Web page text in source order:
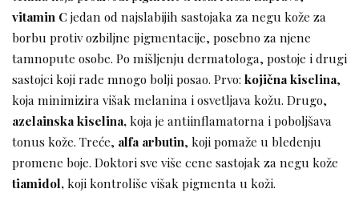
vitamin C jedan od najslabijih sastojaka za negu kože za
borbu protiv ozbiljne pigmentacije, posebno za njene
tamnopute osobe. Po mišljenju dermatologa, postoje i drugi
sastojci koji rade mnogo bolji posao. Prvo: kojična kiselina,
koja minimizira višak melanina i osvetljava kožu. Drugo,
azelainska kiselina,koja je antiinflamatorna i poboljšava
tonus kože. Treće, alfa arbutin, koji pomaže u bledenju
promene boje. Doktori sve više cene sastojak za negu kože
tiamidol,koji kontroliše višak pigmenta u koži.